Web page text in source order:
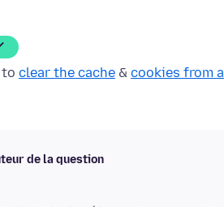
to clear the cache & cookies from
de la question